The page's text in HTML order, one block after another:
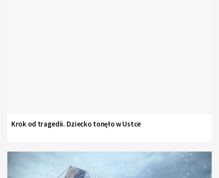
Krok od tragedii. Dziecko tonęło w Ustce